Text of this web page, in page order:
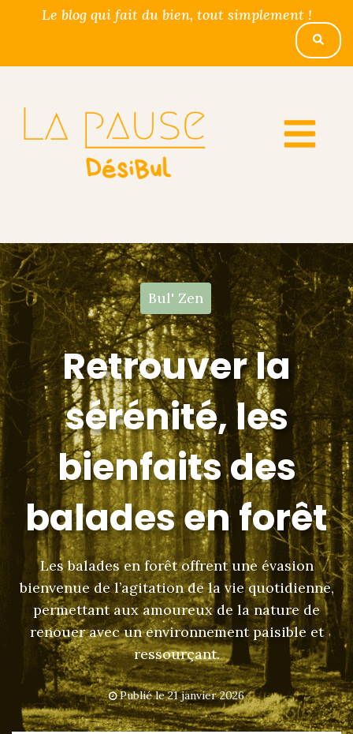
Le blog qui fait du bien, tout simplement !
Bul' Zen
Retrouver la
sérénité, les
bienfaits des
balades en forêt
Les balades en forêt offrent une évasion
bienvenue de l’agitation de la vie quotidienne,
permettant aux amoureux de la nature de
renouer avec un environnement paisible et
ressourçant.
Publié le21 janvier 2026